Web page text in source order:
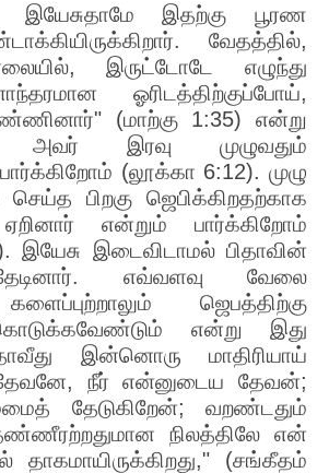
இதற்கு பூரண
வேதத்தில்,
இருட்டோடே எழுந்து
ஓரிடத்திற்குப்போய்,
(மாற்கு 1:35) என்று
அவர் இரவு முழுவதும்
(லூக்கா 6:12). முழு
பிறகு ஜெபிக்கிறதற்காக
என்றும் பார்க்கிறோம்
இயேசு இடைவிடாமல் பிதாவின்
எவ்வளவு வேலை
ஜெபத்திற்கு
என்று இது
தாவீது இன்னொரு மாதிரியாய்
நீர் என்னுடைய தேவன்;
தேடுகிறேன்; வறண்டதும்
நிலத்திலே என்
தாகமாயிருக்கிறது," (சங்கீதம்